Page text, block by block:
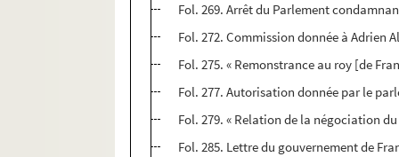
Fol. 269. Arrêt du Parlement
Fol. 272. Commission donnée à Adrien
Fol. 275. « Remonstrance au roy [de
Fol. 277. Autorisation donnée par le
Fol. 279. « Relation de la négociation
Fol. 285. Lettre du gouvernement de